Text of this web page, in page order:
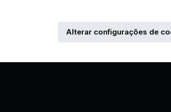
Alterar configurações de